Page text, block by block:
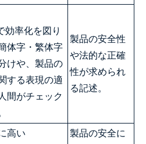
効率化を図り
体字・繁体字
けや、製品の
する表現の適
間がチェック
製品の安全性
や法的な正確
性が求められ
る記述。
高い
製品の安全に